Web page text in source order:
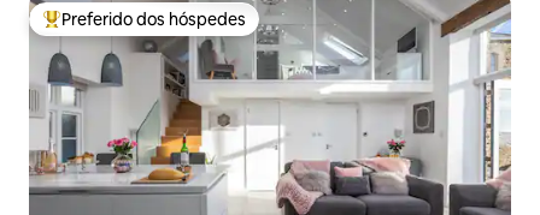
Entre os melhores preferidos dos hóspedes
Preferido dos hóspedes